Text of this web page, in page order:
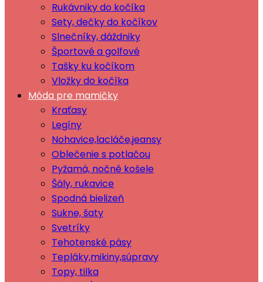
Rukávniky do kočíka
Sety, dečky do kočíkov
Slnečníky, dáždniky
Športové a golfové
Tašky ku kočíkom
Vložky do kočíka
Móda pre mamičky
Kraťasy
Legíny
Nohavice,lacláče,jeansy
Oblečenie s potlačou
Pyžamá, nočné košele
Šály, rukavice
Spodná bielizeň
Sukne, šaty
Svetríky
Tehotenské pásy
Tepláky,mikiny,súpravy
Topy, tilka